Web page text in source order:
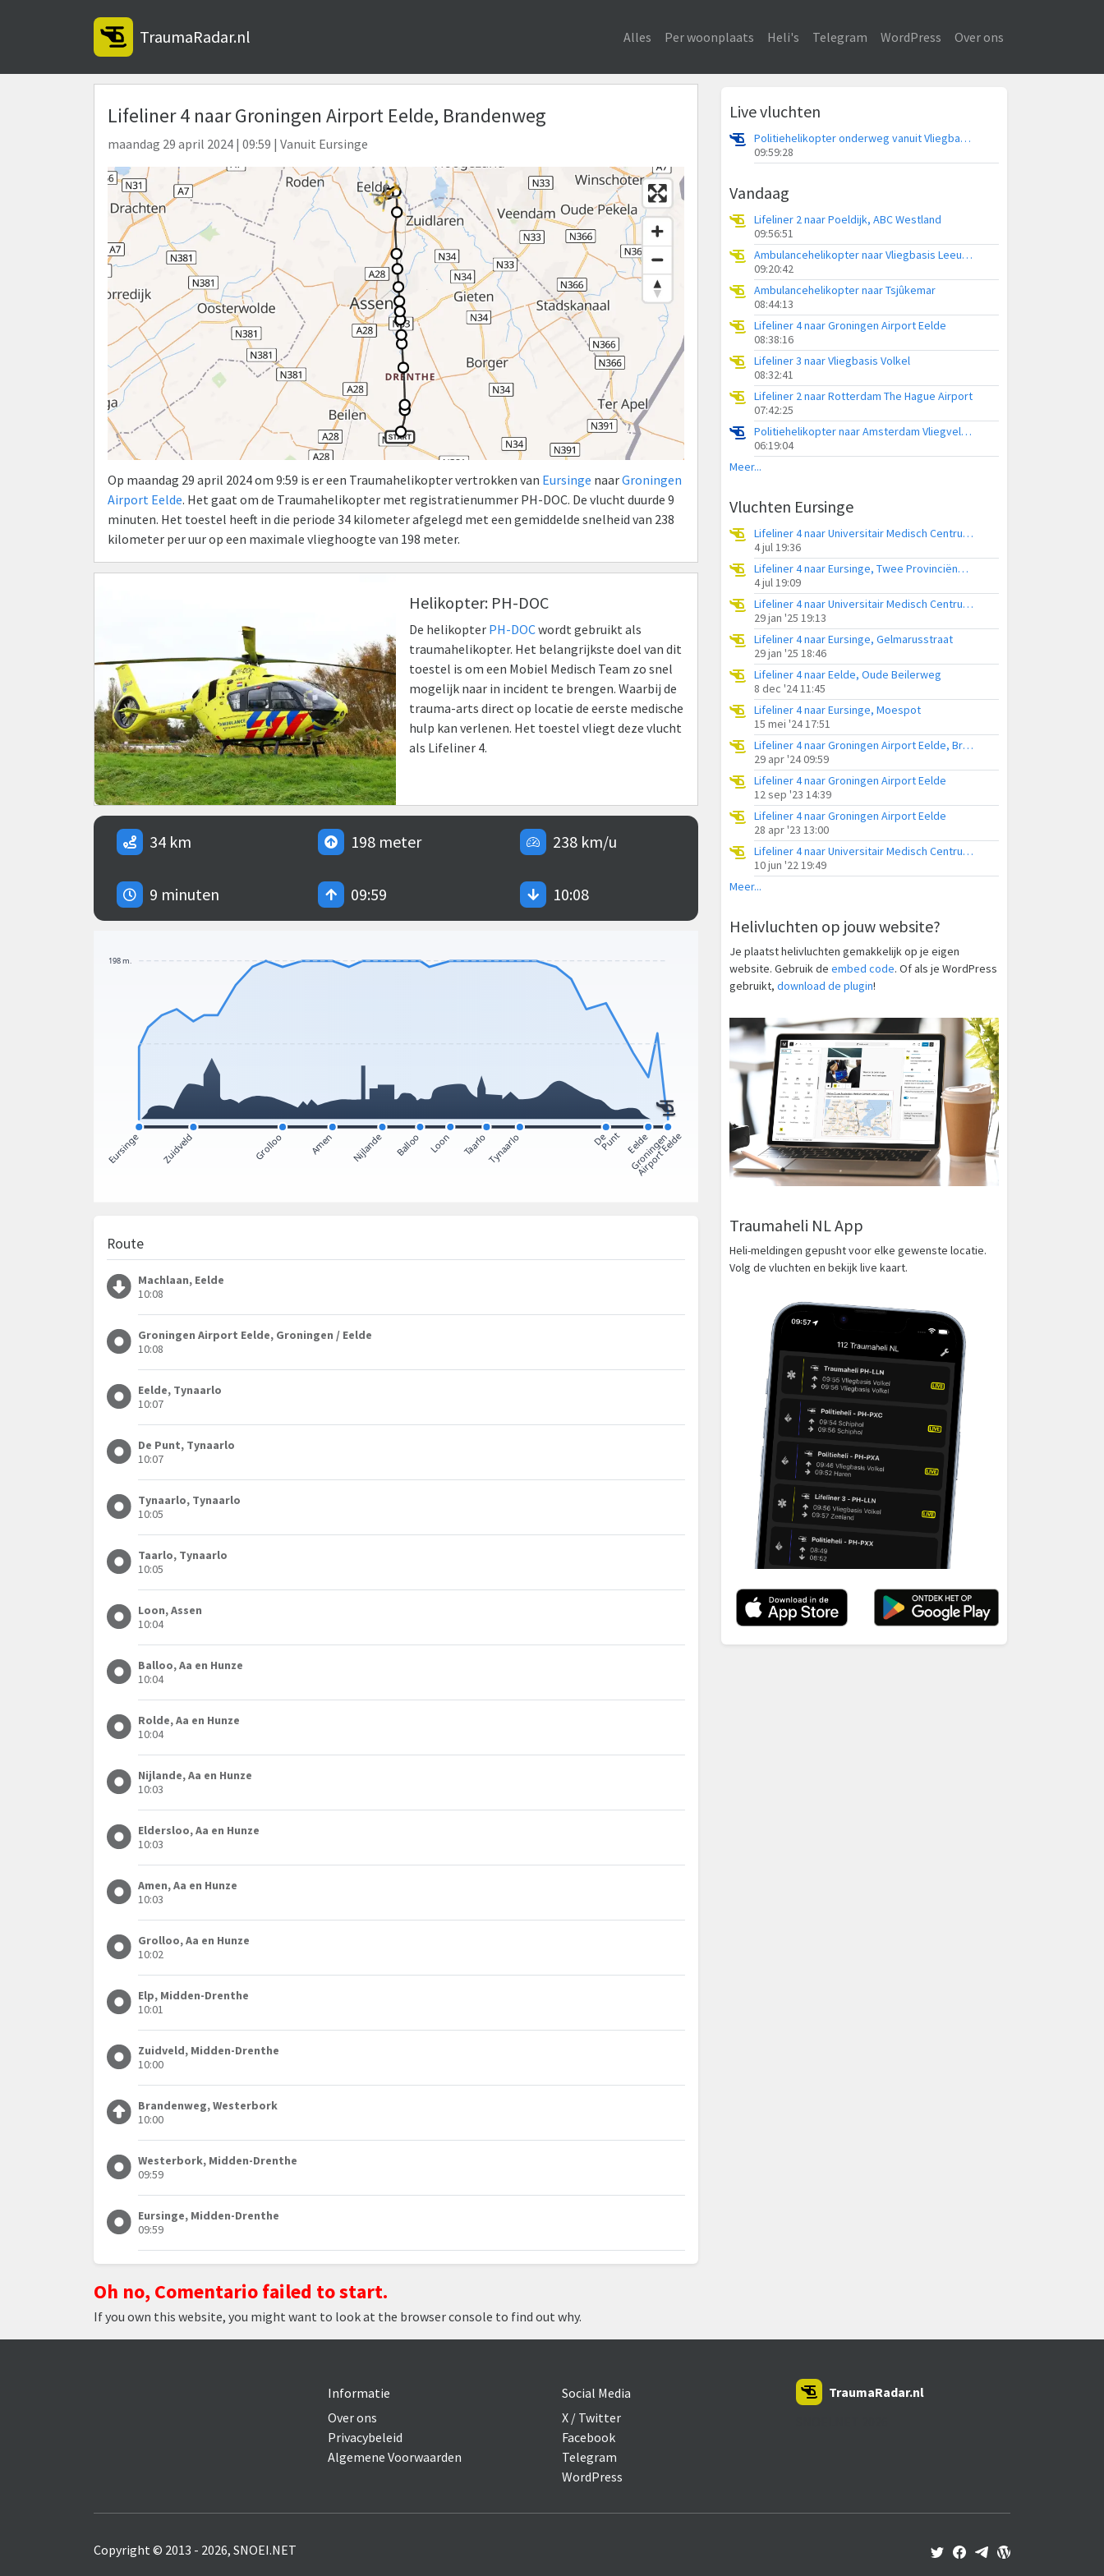
TraumaRadar.nl Alles Per woonplaats Heli's Telegram WordPress Over ons
Lifeliner 4 naar Groningen Airport Eelde, Brandenweg
maandag 29 april 2024 | 09:59 | Vanuit Eursinge
Op maandag 29 april 2024 om 9:59 is er een Traumahelikopter vertrokken van Eursinge naarGroningen
Airport Eelde. Het gaat om de Traumahelikopter met registratienummer PH-DOC. De vlucht duurde 9
minuten. Het toestel heeft in die periode 34 kilometer afgelegd met een gemiddelde snelheid van 238
kilometer per uur op een maximale vlieghoogte van 198 meter.
Helikopter: PH-DOC
De helikopter PH-DOCwordt gebruikt als
traumahelikopter. Het belangrijkste doel van dit
toestel is om een Mobiel Medisch Team zo snel
mogelijk naar in incident te brengen. Waarbij de
trauma-arts direct op locatie de eerste medische
hulp kan verlenen. Het toestel vliegt deze vlucht
als Lifeliner 4.
34 km 198 meter 238 km/u
9 minuten 09:59 10:08
Route
Machlaan, Eelde
10:08
Groningen Airport Eelde, Groningen / Eelde
10:08
Eelde, Tynaarlo
10:07
De Punt, Tynaarlo
10:07
Tynaarlo, Tynaarlo
10:05
Taarlo, Tynaarlo
10:05
Loon, Assen
10:04
Balloo, Aa en Hunze
10:04
Rolde, Aa en Hunze
10:04
Nijlande, Aa en Hunze
10:03
Eldersloo, Aa en Hunze
10:03
Amen, Aa en Hunze
10:03
Grolloo, Aa en Hunze
10:02
Elp, Midden-Drenthe
10:01
Zuidveld, Midden-Drenthe
10:00
Brandenweg, Westerbork
10:00
Westerbork, Midden-Drenthe
09:59
Eursinge, Midden-Drenthe
09:59
Oh no, Comentario failed to start.
If you own this website, you might want to look at the browser console to find out why.
Live vluchten
Politiehelikopter onderweg vanuit Vliegbasis Volkel
09:59:28
Vandaag
Lifeliner 2 naar Poeldijk, ABC Westland
09:56:51
Ambulancehelikopter naar Vliegbasis Leeuwarden
09:20:42
Ambulancehelikopter naar Tsjûkemar
08:44:13
Lifeliner 4 naar Groningen Airport Eelde
08:38:16
Lifeliner 3 naar Vliegbasis Volkel
08:32:41
Lifeliner 2 naar Rotterdam The Hague Airport
07:42:25
Politiehelikopter naar Amsterdam Vliegveld Schiphol
06:19:04
Meer...
Vluchten Eursinge
Lifeliner 4 naar Universitair Medisch Centrum Groningen
4 jul 19:36
Lifeliner 4 naar Eursinge, Twee Provinciënweg
4 jul 19:09
Lifeliner 4 naar Universitair Medisch Centrum Groningen, Twee Provinciënweg
29 jan '25 19:13
Lifeliner 4 naar Eursinge, Gelmarusstraat
29 jan '25 18:46
Lifeliner 4 naar Eelde, Oude Beilerweg
8 dec '24 11:45
Lifeliner 4 naar Eursinge, Moespot
15 mei '24 17:51
Lifeliner 4 naar Groningen Airport Eelde, Brandenweg
29 apr '24 09:59
Lifeliner 4 naar Groningen Airport Eelde
12 sep '23 14:39
Lifeliner 4 naar Groningen Airport Eelde
28 apr '23 13:00
Lifeliner 4 naar Universitair Medisch Centrum Groningen
10 jun '22 19:49
Meer...
Helivluchten op jouw website?
Je plaatst helivluchten gemakkelijk op je eigen
website. Gebruik de embed code. Of als je WordPress
gebruikt, download de plugin!
Traumaheli NL App
Heli-meldingen gepusht voor elke gewenste locatie.
Volg de vluchten en bekijk live kaart.
Informatie
Over ons
Privacybeleid
Algemene Voorwaarden
Social Media
X / Twitter
Facebook
Telegram
WordPress
TraumaRadar.nl
Copyright © 2013 - 2026, SNOEI.NET